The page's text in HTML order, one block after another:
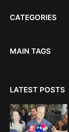
CATEGORIES
MAIN TAGS
LATEST POSTS